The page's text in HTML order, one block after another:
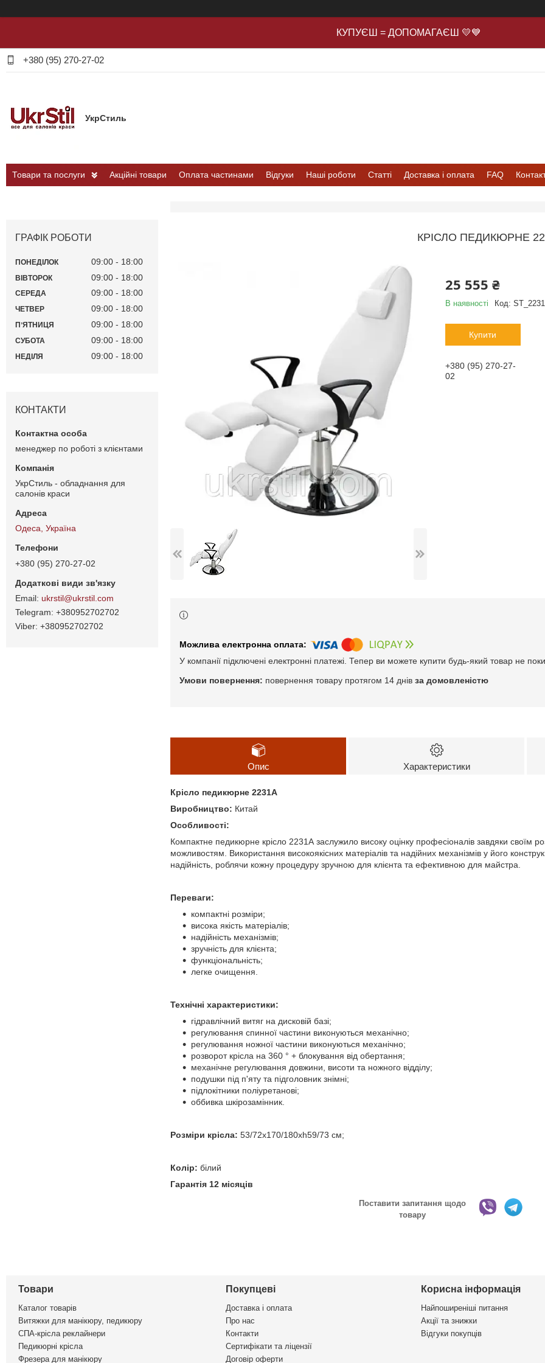
КУПУЄШ = ДОПОМАГАЄШ 💛💙
+380 (95) 270-27-02
УкрСтиль
Товари та послуги Акційні товари Оплата частинами Відгуки Наші роботи Статті Доставка і оплата FAQ
КРІСЛО ПЕДИКЮРНЕ
25 555 ₴
В наявності Код:
Купити
+380 (95) 270-27-
02
У компанії підключені електронні платежі. Тепер ви можете купити будь-який товар не
повернення товару протягом 14 днів за домовленістю
Опис Характеристики
Крісло педикюрне 2231А
Виробництво: Китай
Особливості:
Компактне педикюрне крісло 2231А заслужило високу оцінку професіоналів завдяки своїм
можливостям. Використання високоякісних матеріалів та надійних механізмів у його
надійність, роблячи кожну процедуру зручною для клієнта та ефективною для майстра.
Переваги:
компактні розміри;
висока якість матеріалів;
надійність механізмів;
зручність для клієнта;
функціональність;
легке очищення.
Технічні характеристики:
гідравлічний витяг на дисковій базі;
регулювання спинної частини виконуються механічно;
регулювання ножної частини виконуються механічно;
розворот крісла на 360 ° + блокування від обертання;
механічне регулювання довжини, висоти та ножного відділу;
подушки під п'яту та підголовник знімні;
підлокітники поліуретанові;
оббивка шкірозамінник.
Розміри крісла: 53/72х170/180хh59/73 см;
Колір: білий
Гарантія 12 місяців
Поставити запитання щодо
товару
ГРАФІК РОБОТИ
ПОНЕДІЛОК 09:00 18:00
ВІВТОРОК 09:00 18:00
СЕРЕДА 09:00 18:00
ЧЕТВЕР 09:00 18:00
ПʼЯТНИЦЯ 09:00 18:00
СУБОТА 09:00 18:00
НЕДІЛЯ 09:00 18:00
КОНТАКТИ
менеджер по роботі з клієнтами
УкрСтиль - обладнання для
салонів краси
Одеса, Україна
+380 (95) 270-27-02
ukrstil@ukrstil.com
+380952702702
+380952702702
Товари
Каталог товарів
Витяжки для манікюру, педикюру
СПА-крісла реклайнери
Педикюрні крісла
Фрезера для манікюру
Покупцеві
Доставка і оплата
Про нас
Контакти
Сертифікати та ліцензії
Договір оферти
Корисна інформація
Найпоширеніші питання
Акції та знижки
Відгуки покупців